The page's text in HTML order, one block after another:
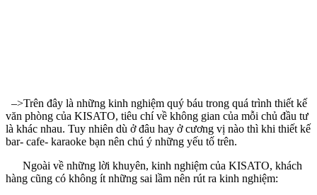
–>Trên đây là những kinh nghiệm quý báu trong quá trình thiết kế
văn phòng của KISATO, tiêu chí về không gian của mỗi chủ đầu tư
là khác nhau. Tuy nhiên dù ở đâu hay ở cương vị nào thì khi thiết kế
bar- cafe- karaoke bạn nên chú ý những yếu tố trên.
Ngoài về những lời khuyên, kinh nghiệm của KISATO, khách
hàng cũng có không ít những sai lầm nên rút ra kinh nghiệm: